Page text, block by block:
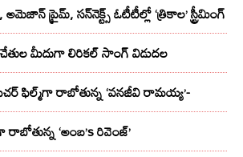
ప్రైమ్, సన్‌నెక్ట్స్ ఓటీటీల్లో ‘త్రికాల’ స్ట్రీమింగ్
మీదుగా లిరికల్ సాంగ్ విడుదల
ఫిల్మ్‌గా రాబోతున్న ‘వనజీవి రామయ్య’-
‘అంబ’s రివెంజ్’